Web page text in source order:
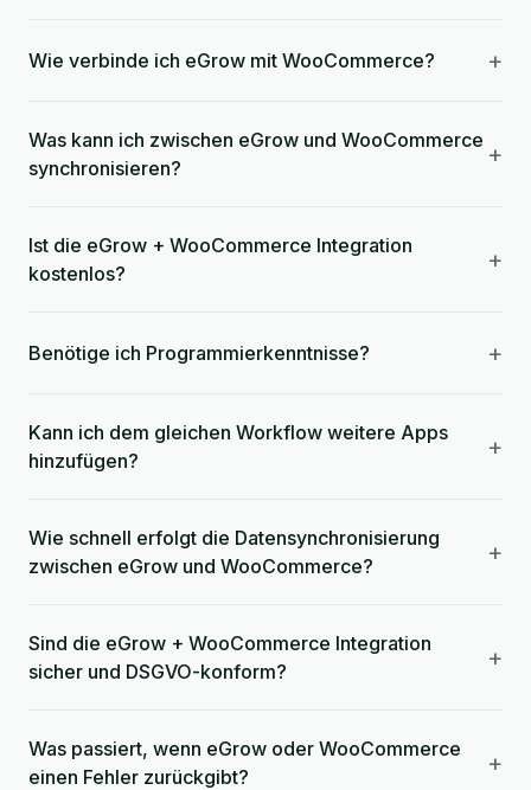
Wie verbinde ich eGrow mit WooCommerce? +
Was kann ich zwischen eGrow und WooCommerce
synchronisieren?
+
Ist die eGrow + WooCommerce Integration
kostenlos?
+
Benötige ich Programmierkenntnisse? +
Kann ich dem gleichen Workflow weitere Apps
hinzufügen?
+
Wie schnell erfolgt die Datensynchronisierung
zwischen eGrow und WooCommerce?
+
Sind die eGrow + WooCommerce Integration
sicher und DSGVO-konform?
+
Was passiert, wenn eGrow oder WooCommerce
einen Fehler zurückgibt?
+